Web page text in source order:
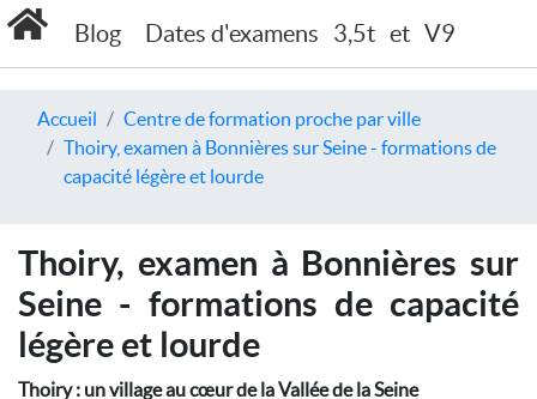
Blog Dates d'examens 3,5t et V9
Accueil
Centre de formation proche par ville
Thoiry, examen à Bonnières sur Seine - formations de
capacité légère et lourde
Thoiry, examen à Bonnières sur
Seine - formations de capacité
légère et lourde
Thoiry : un village au cœur de la Vallée de la Seine